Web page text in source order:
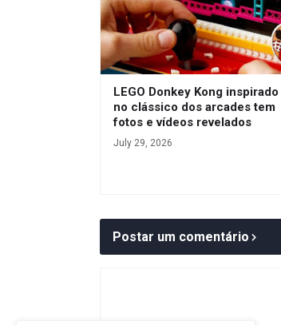
LEGO Donkey Kong inspirado
no clássico dos arcades tem
fotos e vídeos revelados
July 29, 2026
Postar um comentário